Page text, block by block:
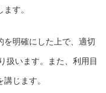
す。
を明確にした上で、適切
扱います。また、利用目
じます。